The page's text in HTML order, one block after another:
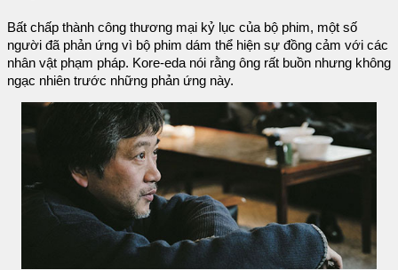
Bất chấp thành công thương mại kỷ lục của bộ phim, một số
người đã phản ứng vì bộ phim dám thể hiện sự đồng cảm với các
nhân vật phạm pháp. Kore-eda nói rằng ông rất buồn nhưng không
ngạc nhiên trước những phản ứng này.